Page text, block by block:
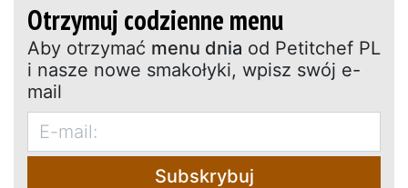
Otrzymuj codzienne menu
Aby otrzymać menu dnia od Petitchef PL
i nasze nowe smakołyki, wpisz swój e-
mail
Subskrybuj